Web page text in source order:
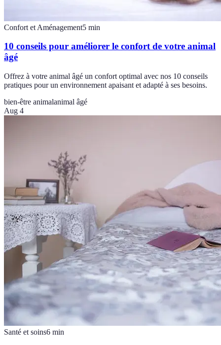
Confort et Aménagement5 min
10 conseils pour améliorer le confort de votre animal
âgé
Offrez à votre animal âgé un confort optimal avec nos 10 conseils
pratiques pour un environnement apaisant et adapté à ses besoins.
bien-être animalanimal âgé
Aug 4
Santé et soins6 min